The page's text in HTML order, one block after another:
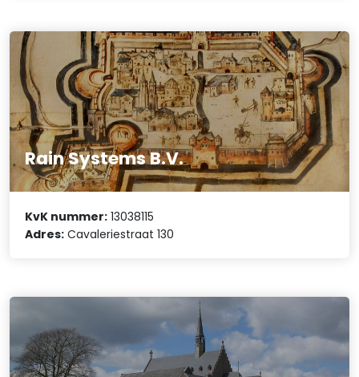
Rain Systems B.V.
KvK nummer: 13038115
Adres: Cavaleriestraat 130